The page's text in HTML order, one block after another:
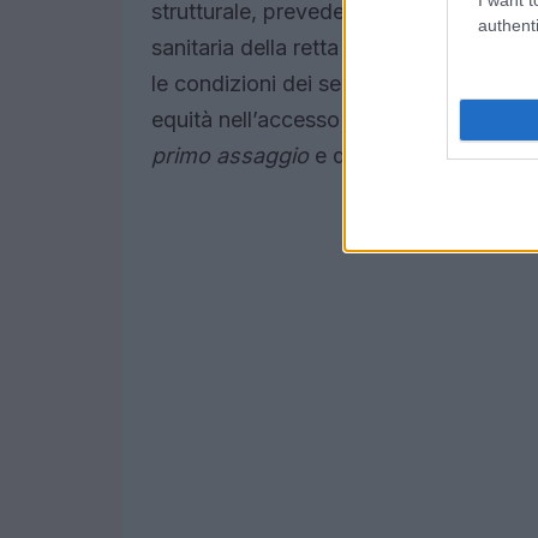
strutturale, prevede un contributo
sanitaria della retta nelle strutture
le condizioni dei servizi offerti, ma
equità nell’accesso all’assistenza.
primo assaggio e questo vale anche